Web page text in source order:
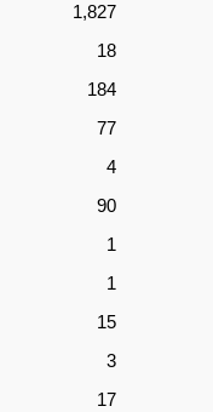
1,827
18
184
77
4
90
1
1
15
3
17